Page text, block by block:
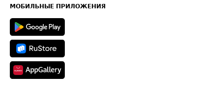
Техническая информация
МОБИЛЬНЫЕ ПРИЛОЖЕНИЯ